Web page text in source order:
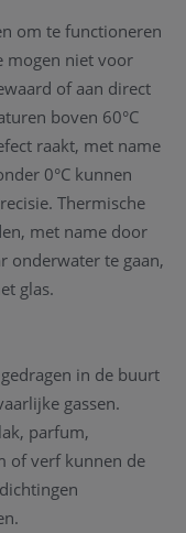
om te functioneren
mogen niet voor
of aan direct
boven 60°C
raakt, met name
0°C kunnen
Thermische
met name door
onderwater te gaan,
glas.
in de buurt
gassen.
parfum,
of verf kunnen de